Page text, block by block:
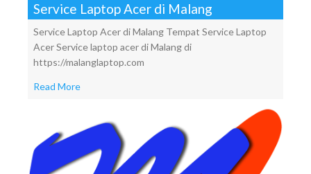
Service Laptop Acer di Malang
Service Laptop Acer di Malang Tempat Service Laptop
Acer Service laptop acer di Malang di
https://malanglaptop.com
Read More